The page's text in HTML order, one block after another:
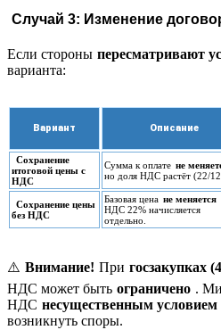
Случай 3: Изменение
Если стороны пересматривают
варианта:
Вариант Описание
Сохранение
итоговой цены с
НДС
Сумма к оплате не
но доля НДС растёт (22/
Сохранение цены
без НДС
Базовая цена не меняется
НДС 22% начисляется
отдельно.
⚠️ Внимание! При госзакупках
НДС может быть ограничено .
НДС несущественным условием
возникнуть споры.